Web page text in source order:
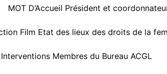
MOT D’Accueil Président et
Film Etat des lieux des droits de la
Membres du Bureau ACGL